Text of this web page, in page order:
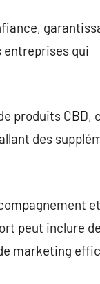
entreprises qui
produits CBD,
des
peut inclure
marketing